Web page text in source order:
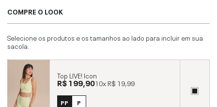
COMPRE O LOOK
Selecione os produtos e os tamanhos ao lado para incluir em sua
sacola.
Top LIVE! Icon
R$ 199,9010xR$ 19,99
PP P